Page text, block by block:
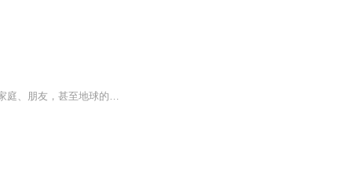
极为有趣的图画书，它以日记的书写方式，记录和表述了小蚯蚓、小苍蝇、小蜘蛛对自己、家庭、朋友，甚至地球的点点滴滴观察和感受，以及对自我、未来的想法，很能得到孩子的认同。情节幽默，人物造型可爱滑稽，一些搞怪逗笑的细节令人拍案叫绝。不仅帮助孩子培养乐观向上的态度、多元思考的习惯，还传达了有关不同生物和地球的相关知识。